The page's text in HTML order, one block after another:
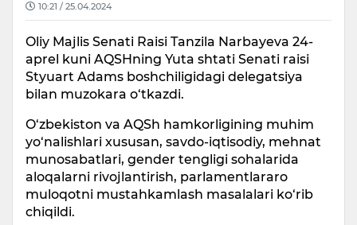
10:21 / 25.04.2024
Oliy Majlis Senati Raisi Tanzila Narbayeva 24-
aprel kuni AQSHning Yuta shtati Senati raisi
Styuart Adams boshchiligidagi delegatsiya
bilan muzokara o‘tkazdi.
O‘zbekiston va AQSh hamkorligining muhim
yo‘nalishlari xususan, savdo-iqtisodiy, mehnat
munosabatlari, gender tengligi sohalarida
aloqalarni rivojlantirish, parlamentlararo
muloqotni mustahkamlash masalalari ko‘rib
chiqildi.